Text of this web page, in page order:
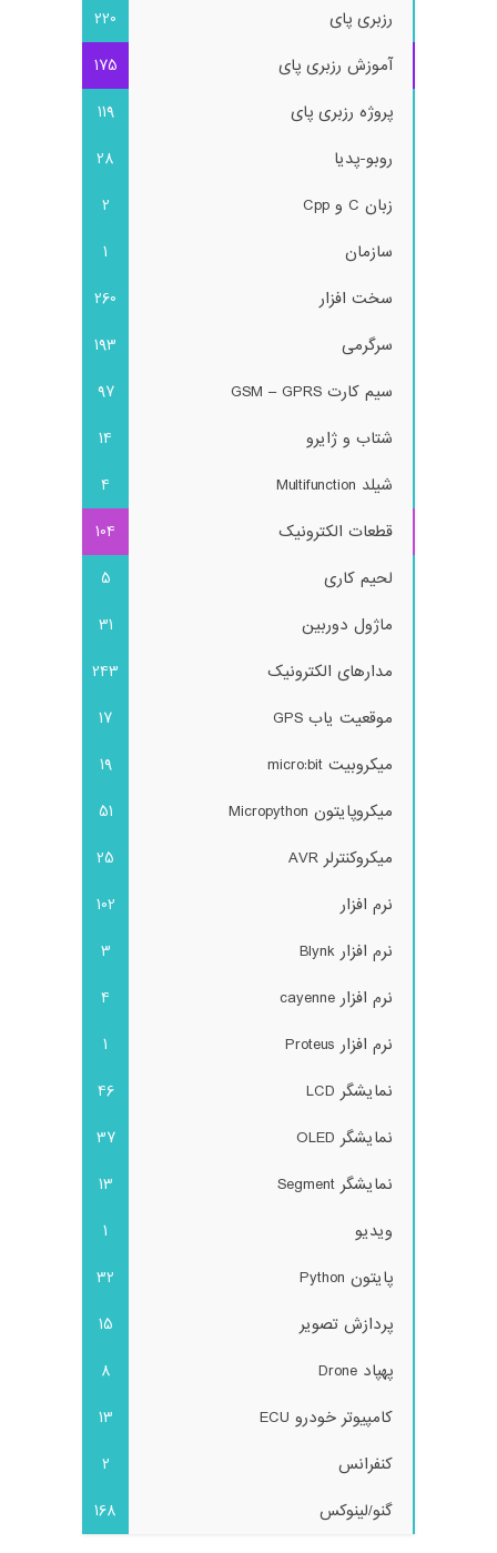
رزبری پای
220
آموزش رزبری پای
175
پروژه رزبری پای
119
روبو-پدیا
28
زبان C و Cpp
2
سازمان
1
سخت افزار
260
سرگرمی
193
سیم کارت GSM – GPRS
97
شتاب و ژایرو
14
شیلد Multifunction
4
قطعات الکترونیک
104
لحیم کاری
5
ماژول دوربین
31
مدارهای الکترونیک
243
موقعیت یاب GPS
17
میکروبیت micro:bit
19
میکروپایتون Micropython
51
میکروکنترلر AVR
25
نرم افزار
102
نرم افزار Blynk
3
نرم افزار cayenne
4
نرم افزار Proteus
1
نمایشگر LCD
46
نمایشگر OLED
37
نمایشگر Segment
13
ویدیو
1
پایتون Python
32
پردازش تصویر
15
پهپاد Drone
8
کامپیوتر خودرو ECU
13
کنفرانس
2
گنو/لینوکس
168